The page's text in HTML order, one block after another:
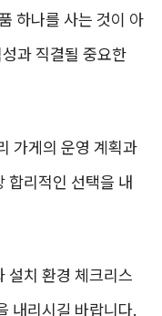
하나를 사는 것이 아
과 직결될 중요한
가게의 운영 계획과
합리적인 선택을 내
설치 환경 체크리스
내리시길 바랍니다.